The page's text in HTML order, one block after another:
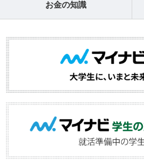
お金の知識